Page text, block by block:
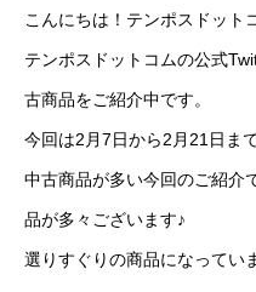
こんにちは！テンポスドット
テンポスドットコムの公式
古商品をご紹介中です。
今回は2月7日から2月21日ま
中古商品が多い今回のご紹介
品が多々ございます♪
選りすぐりの商品になってい